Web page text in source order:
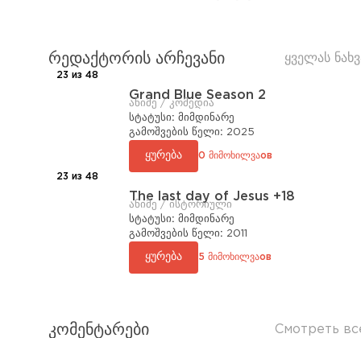
რედაქტორის არჩევანი ყველას
23 из 48
Grand Blue Season 2
ანიმე / კომედია
სტატუსი: მიმდინარე
გამოშვების წელი: 2025
ყურება 0 მიმოხილვაов
23 из 48
The last day of Jesus +18
ანიმე / ისტორიული
სტატუსი: მიმდინარე
გამოშვების წელი: 2011
ყურება 5 მიმოხილვაов
კომენტარები Смотреть